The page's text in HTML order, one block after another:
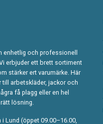
enhetlig och professionell
erbjuder ett brett sortiment
stärker ert varumärke. Här
arbetskläder, jackor och
få plagg eller en hel
lösning.
Lund (öppet 09.00–16.00,